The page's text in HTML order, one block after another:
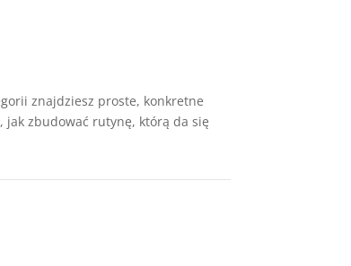
znajdziesz proste, konkretne
jak zbudować rutynę, którą da się